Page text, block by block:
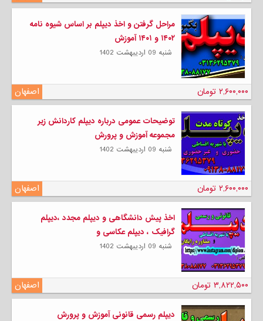
مراحل گرفتن و اخذ دیپلم بر اساس شیوه نامه
۱۴۰۲ و ۱۴۰۱ آموزش
شنبه 09 ارديبهشت 1402
اصفهان ۲,۶۰۰,۰۰۰ تومان
توضیحات عمومی درباره دیپلم کاردانش زیر
مجموعه آموزش و پرورش
شنبه 09 ارديبهشت 1402
اصفهان ۲,۶۰۰,۰۰۰ تومان
اخذ پیش دانشگاهی و دیپلم مجدد ،دیپلم
گرافیک ، دیپلم عکاسی و
شنبه 09 ارديبهشت 1402
اصفهان ۳,۸۲۲,۵۰۰ تومان
دیپلم رسمی قانونی آموزش و پرورش